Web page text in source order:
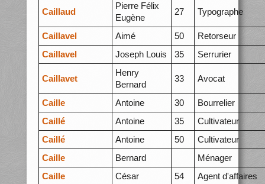
Caillaud
Pierre Félix
Eugène
27 Typographe
Caillavel Aimé 50
Retorseur
Caillavel
Joseph Louis 35 Serrurier
Caillavet
Henry
Bernard
33 Avocat
Caille Antoine 30
Bourrelier
Caillé
Antoine 35
Cultivateur
Caillé
Antoine 50
Cultivateur
Caille
Bernard
Ménager
Caille
César 54 Agent d'affaires